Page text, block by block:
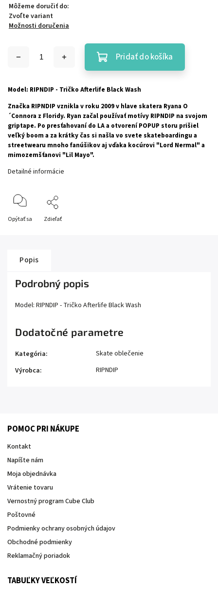
Môžeme doručiť do:
Zvoľte variant
Možnosti doručenia
Pridať do košíka
Model: RIPNDIP - Tričko Afterlife Black Wash
Značka RIPNDIP vznikla v roku 2009 v hlave skatera Ryana O
´Connora z Floridy. Ryan začal používať motívy RIPNDIP na svojom
griptape. Po presťahovaní do LA a otvorení POPUP storu prišiel
veľký boom a za krátky čas si našla vo svete skateboardingu a
streetwearu mnoho fanúšikov aj vďaka kocúrovi "Lord Nermal" a
mimozemšťanovi "Lil Mayo".
Detailné informácie
Opýtať sa Zdieľať
Popis
Podrobný popis
Model: RIPNDIP - Tričko Afterlife Black Wash
Dodatočné parametre
Kategória:
Skate oblečenie
Výrobca: RIPNDIP
POMOC PRI NÁKUPE
Kontakt
Napíšte nám
Moja objednávka
Vrátenie tovaru
Vernostný program Cube Club
Poštovné
Podmienky ochrany osobných údajov
Obchodné podmienky
Reklamačný poriadok
TABUĽKY VEĽKOSTÍ